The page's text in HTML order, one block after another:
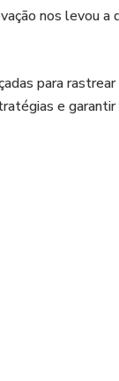
nos levou
para
e